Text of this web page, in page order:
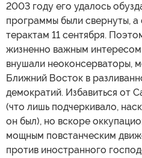
2003 году его удалось
программы были свернуты,
терактам 11 сентября.
жизненно важным
внушали неоконсерваторы,
Ближний Восток в
демократий. Избавиться от
(что лишь подчеркивало,
он был), но вскоре
мощным повстанческим
против иностранного